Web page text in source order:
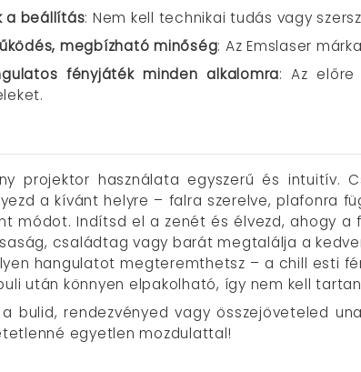
a beállítás: Nem kell technikai tudás vagy
megbízható minőség: Az Emslaser
fényjáték minden alkalomra: Az
projektor használata egyszerű és intuitív.
a kívánt helyre – falra szerelve, plafonra
módot. Indítsd el a zenét és élvezd, ahogy
családtag vagy barát megtalálja a
hangulatot megteremthetsz – a chill esti
után könnyen elpakolható, így nem kell
bulid, rendezvényed vagy összejöveteled
egyetlen mozdulattal!